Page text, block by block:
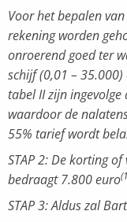
Voor het bepalen
rekening worden
onroerend goed ter
schijf (0,01 –
tabel II zijn ingevolge
waardoor de
55% tarief wordt
STAP 2: De korting
bedraagt 7.800 euro
STAP 3: Aldus zal